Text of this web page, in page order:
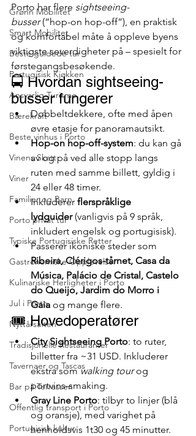
Grønn Mobilitet
Smart Mobilitet
Beste guidede tur
Portugisisk Kjøkken
Ansvarlig Turisme
Bærekraft
Beste vinhus i Porto
Vinens Skatt
Viner
Familier og Barn
Porto privat tur
Typiske Portugisiske Retter
Gastronomiske Opplevelser
Kulinariske Herligheter i Porto
Jul i Porto
Nyttårsaften
Tradisjonelle Restauranter
Tavernaer og Tascas
Bar på Terrassen
Offentlig transport i Porto
Portugisisk kultur
Porto har flere sightseeing-
busser (“hop-on hop-off”), en praktisk
og komfortabel måte å oppleve byens
viktigste severdigheter på – spesielt for
førstegangsbesøkende.
🚍 Hvordan sightseeing-
busser fungerer
Dobbeltdekkere, ofte med åpen
øvre etasje for panoramautsikt.
Hop-on hop-off-system: du kan gå
av og på ved alle stopp langs
ruten med samme billett, gyldig i
24 eller 48 timer.
Inkluderer flerspråklige
lydguider (vanligvis på 9 språk,
inkludert engelsk og portugisisk).
Passerer ikoniske steder som
Ribeira, Clérigos-tårnet, Casa da
Música, Palácio de Cristal, Castelo
do Queijo, Jardim do Morro i
Gaia og mange flere.
🎟️ Hovedoperatører
City Sightseeing Porto: to ruter,
billetter fra ~31 USD. Inkluderer
ekstra som walking tour og
portvins-smaking.
Gray Line Porto: tilbyr to linjer (blå
og oransje), med varighet på
henholdsvis 1t30 og 45 minutter.